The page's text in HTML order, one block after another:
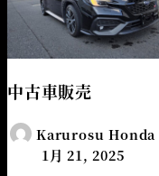
中古車販売
Karurosu Honda
1月 21, 2025